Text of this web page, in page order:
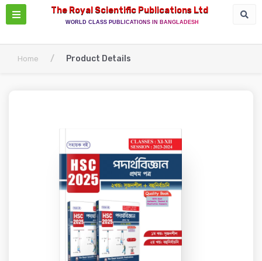
The Royal Scientific Publications Ltd
WORLD CLASS PUBLICATIONS IN BANGLADESH
Home / Product Details